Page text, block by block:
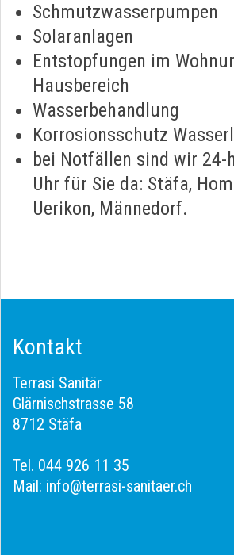
Schmutzwasserpumpen
Solaranlagen
Entstopfungen im
Hausbereich
Wasserbehandlung
Korrosionsschutz
bei Notfällen sind wir 24-
Uhr für Sie da: Stäfa,
Uerikon, Männedorf.
Kontakt
Terrasi Sanitär
Glärnischstrasse 58
8712 Stäfa
Tel. 044 926 11 35
Mail: info@terrasi-sanitaer.ch